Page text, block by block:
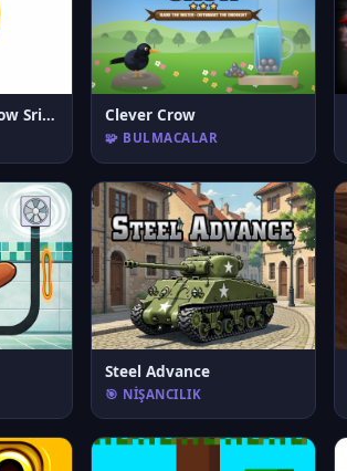
Aim and Snap: Arrow Srike Clever Crow
🧩 BULMACALAR
Steel Advance
🎯 NIŞANCILIK